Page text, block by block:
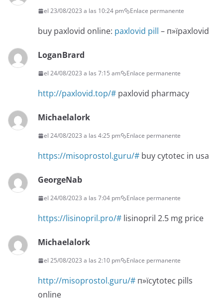
el 23/08/2023 a las 10:24 pm Enlace permanente
buy paxlovid online: paxlovid pill – п»їpaxlovid
LoganBrard
el 24/08/2023 a las 7:15 am Enlace permanente
http://paxlovid.top/# paxlovid pharmacy
Michaelalork
el 24/08/2023 a las 4:25 pm Enlace permanente
https://misoprostol.guru/# buy cytotec in usa
GeorgeNab
el 24/08/2023 a las 7:04 pm Enlace permanente
https://lisinopril.pro/# lisinopril 2.5 mg price
Michaelalork
el 25/08/2023 a las 2:10 pm Enlace permanente
http://misoprostol.guru/# п»їcytotec pills
online